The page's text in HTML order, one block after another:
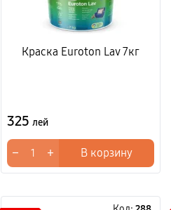
Краска Euroton Lav 7кг
325 лей
− + В корзину